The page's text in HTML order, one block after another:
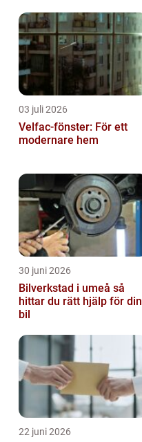
03 juli 2026
Velfac-fönster: För ett
modernare hem
30 juni 2026
Bilverkstad i umeå så
hittar du rätt hjälp för din
bil
22 juni 2026